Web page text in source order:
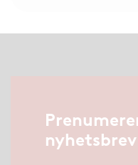
nyhetsbrev